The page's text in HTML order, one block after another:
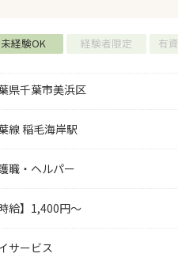
未経験OK 経験者限定 有
県千葉市美浜区
線 稲毛海岸駅
職・ヘルパー
時給】1,400円～
サービス